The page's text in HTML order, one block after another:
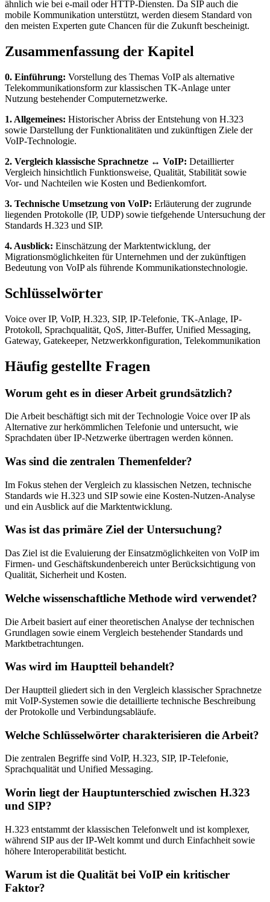
ähnlich wie bei e-mail oder HTTP-Diensten. Da SIP auch die
mobile Kommunikation unterstützt, werden diesem Standard von
den meisten Experten gute Chancen für die Zukunft bescheinigt.
Zusammenfassung der Kapitel
0. Einführung: Vorstellung des Themas VoIP als alternative
Telekommunikationsform zur klassischen TK-Anlage unter
Nutzung bestehender Computernetzwerke.
1. Allgemeines: Historischer Abriss der Entstehung von H.323
sowie Darstellung der Funktionalitäten und zukünftigen Ziele der
VoIP-Technologie.
2. Vergleich klassische Sprachnetze ↔ VoIP: Detaillierter
Vergleich hinsichtlich Funktionsweise, Qualität, Stabilität sowie
Vor- und Nachteilen wie Kosten und Bedienkomfort.
3. Technische Umsetzung von VoIP: Erläuterung der zugrunde
liegenden Protokolle (IP, UDP) sowie tiefgehende Untersuchung der
Standards H.323 und SIP.
4. Ausblick: Einschätzung der Marktentwicklung, der
Migrationsmöglichkeiten für Unternehmen und der zukünftigen
Bedeutung von VoIP als führende Kommunikationstechnologie.
Schlüsselwörter
Voice over IP, VoIP, H.323, SIP, IP-Telefonie, TK-Anlage, IP-
Protokoll, Sprachqualität, QoS, Jitter-Buffer, Unified Messaging,
Gateway, Gatekeeper, Netzwerkkonfiguration, Telekommunikation
Häufig gestellte Fragen
Worum geht es in dieser Arbeit grundsätzlich?
Die Arbeit beschäftigt sich mit der Technologie Voice over IP als
Alternative zur herkömmlichen Telefonie und untersucht, wie
Sprachdaten über IP-Netzwerke übertragen werden können.
Was sind die zentralen Themenfelder?
Im Fokus stehen der Vergleich zu klassischen Netzen, technische
Standards wie H.323 und SIP sowie eine Kosten-Nutzen-Analyse
und ein Ausblick auf die Marktentwicklung.
Was ist das primäre Ziel der Untersuchung?
Das Ziel ist die Evaluierung der Einsatzmöglichkeiten von VoIP im
Firmen- und Geschäftskundenbereich unter Berücksichtigung von
Qualität, Sicherheit und Kosten.
Welche wissenschaftliche Methode wird verwendet?
Die Arbeit basiert auf einer theoretischen Analyse der technischen
Grundlagen sowie einem Vergleich bestehender Standards und
Marktbetrachtungen.
Was wird im Hauptteil behandelt?
Der Hauptteil gliedert sich in den Vergleich klassischer Sprachnetze
mit VoIP-Systemen sowie die detaillierte technische Beschreibung
der Protokolle und Verbindungsabläufe.
Welche Schlüsselwörter charakterisieren die Arbeit?
Die zentralen Begriffe sind VoIP, H.323, SIP, IP-Telefonie,
Sprachqualität und Unified Messaging.
Worin liegt der Hauptunterschied zwischen H.323
und SIP?
H.323 entstammt der klassischen Telefonwelt und ist komplexer,
während SIP aus der IP-Welt kommt und durch Einfachheit sowie
höhere Interoperabilität besticht.
Warum ist die Qualität bei VoIP ein kritischer
Faktor?